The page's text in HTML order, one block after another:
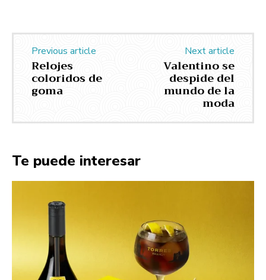
Previous article
Relojes
coloridos de
goma
Next article
Valentino se
despide del
mundo de la
moda
Te puede interesar